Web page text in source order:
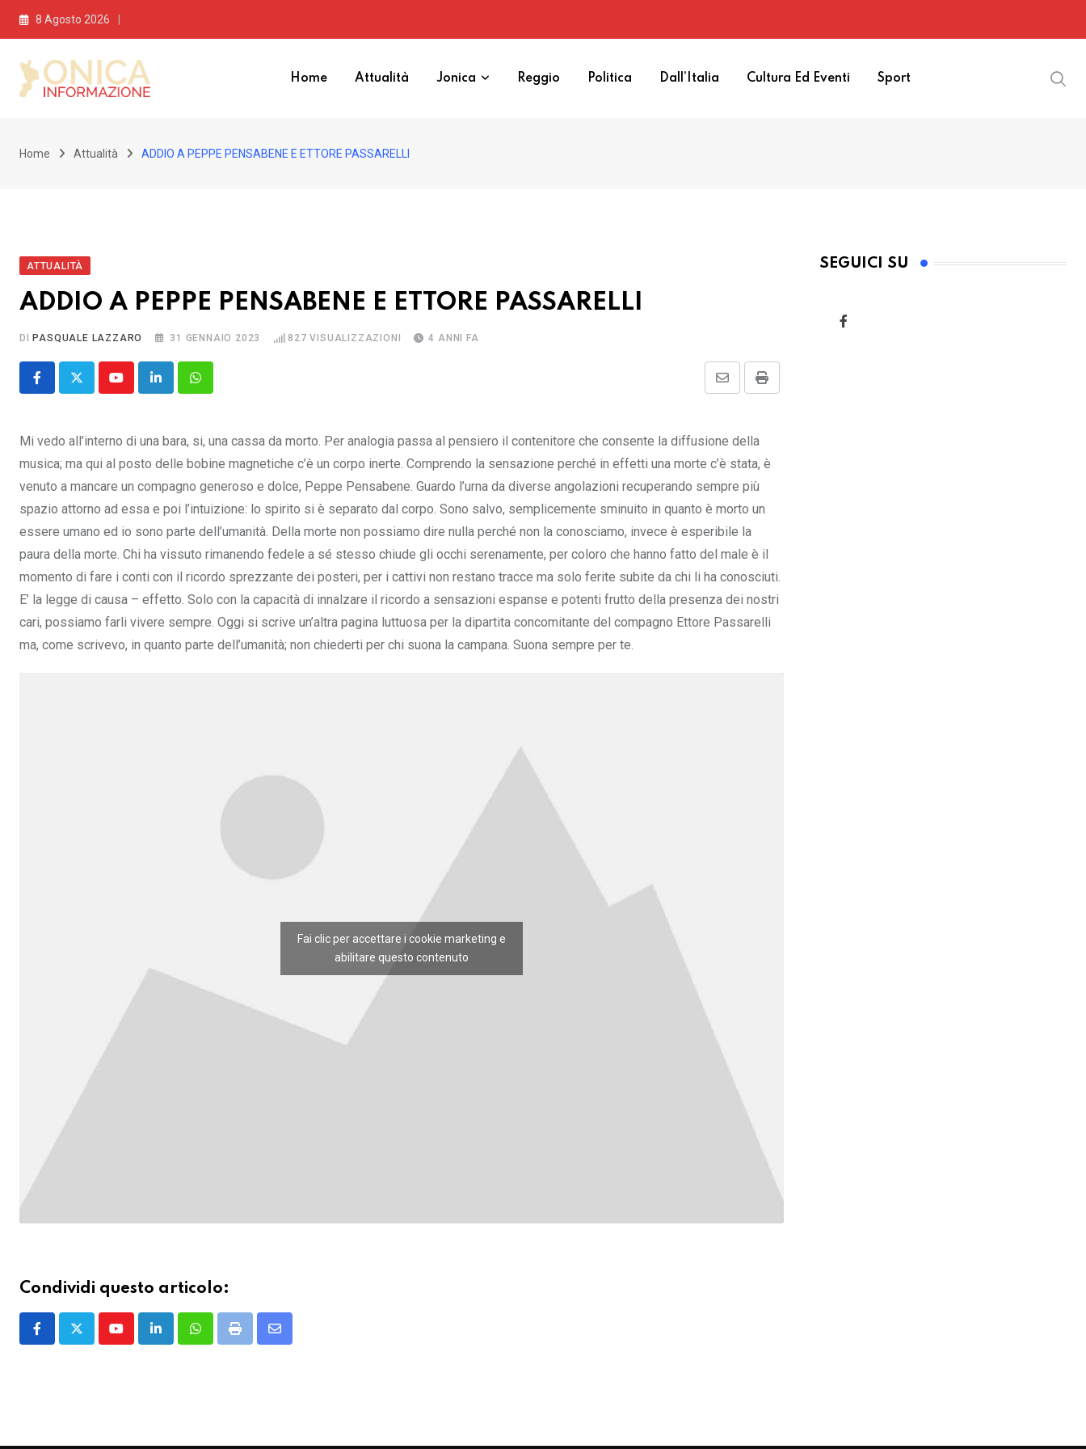
Skip
8 Agosto 2026
Home Attualità Jonica Reggio Politica Dall’Italia Cultura Ed Eventi Sport
Home Attualità ADDIO A PEPPE PENSABENE E ETTORE PASSARELLI
ATTUALITÀ
ADDIO A PEPPE PENSABENE E ETTORE PASSARELLI
DI PASQUALE LAZZARO 31 GENNAIO 2023 827 VISUALIZZAZIONI 4 ANNI FA
YoutubeLinkedInWhatsapp Print
Share
Email
Mi vedo all’interno di una bara, si, una cassa da morto. Per analogia passa al pensiero il contenitore che consente la diffusione della
musica; ma qui al posto delle bobine magnetiche c’è un corpo inerte. Comprendo la sensazione perché in effetti una morte c’è stata, è
venuto a mancare un compagno generoso e dolce, Peppe Pensabene. Guardo l’urna da diverse angolazioni recuperando sempre più
spazio attorno ad essa e poi l’intuizione: lo spirito si è separato dal corpo. Sono salvo, semplicemente sminuito in quanto è morto un
essere umano ed io sono parte dell’umanità. Della morte non possiamo dire nulla perché non la conosciamo, invece è esperibile la
paura della morte. Chi ha vissuto rimanendo fedele a sé stesso chiude gli occhi serenamente, per coloro che hanno fatto del male è il
momento di fare i conti con il ricordo sprezzante dei posteri, per i cattivi non restano tracce ma solo ferite subite da chi li ha conosciuti.
E’ la legge di causa – effetto. Solo con la capacità di innalzare il ricordo a sensazioni espanse e potenti frutto della presenza dei nostri
cari, possiamo farli vivere sempre. Oggi si scrive un’altra pagina luttuosa per la dipartita concomitante del compagno Ettore Passarelli
ma, come scrivevo, in quanto parte dell’umanità; non chiederti per chi suona la campana. Suona sempre per te.
Fai clic per accettare i cookie marketing e
abilitare questo contenuto
Condividi questo articolo:
YoutubeLinkedInWhatsappPrint
Share
SEGUICI SU